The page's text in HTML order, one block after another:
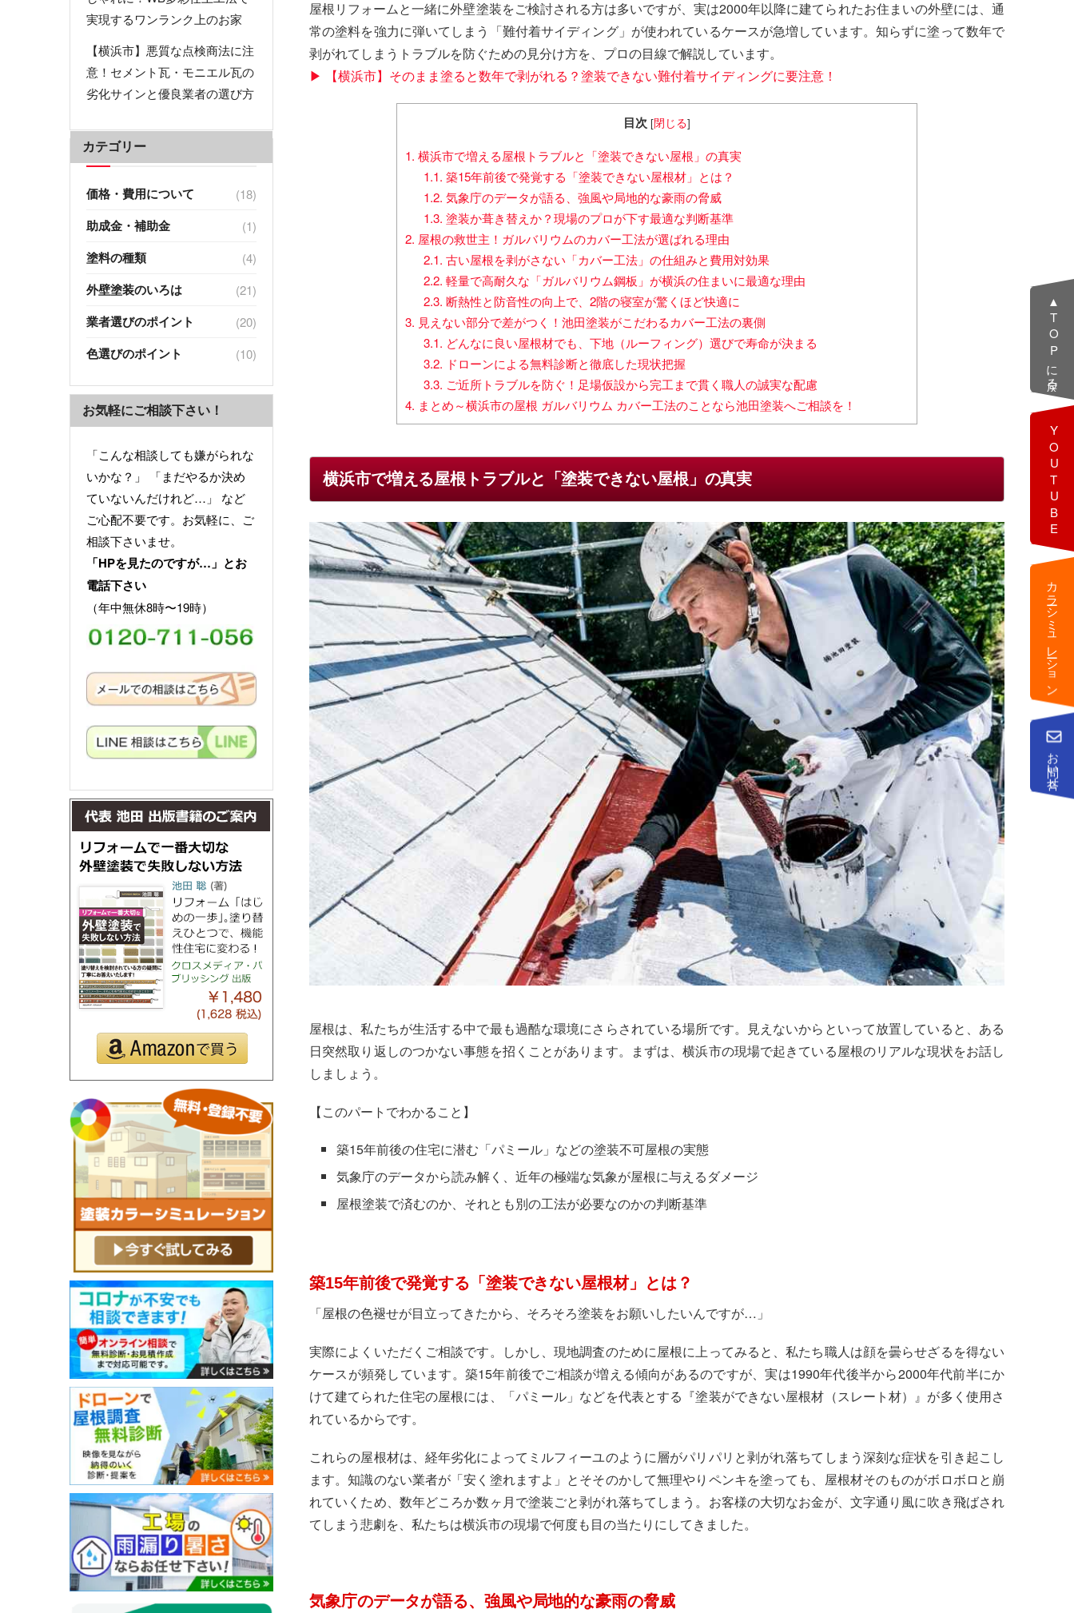
屋根リフォームと一緒に外壁塗装をご検討される方は多いですが、実は2000年以降に建てられたお住まいの外壁には、通
常の塗料を強力に弾いてしまう「難付着サイディング」が使われているケースが急増しています。知らずに塗って数年で
剥がれてしまうトラブルを防ぐための見分け方を、プロの目線で解説しています。
▶ 【横浜市】そのまま塗ると数年で剥がれる？塗装できない難付着サイディングに要注意！
目次 [閉じる]
1. 横浜市で増える屋根トラブルと「塗装できない屋根」の真実
1.1. 築15年前後で発覚する「塗装できない屋根材」とは？
1.2. 気象庁のデータが語る、強風や局地的な豪雨の脅威
1.3. 塗装か葺き替えか？現場のプロが下す最適な判断基準
2. 屋根の救世主！ガルバリウムのカバー工法が選ばれる理由
2.1. 古い屋根を剥がさない「カバー工法」の仕組みと費用対効果
2.2. 軽量で高耐久な「ガルバリウム鋼板」が横浜の住まいに最適な理由
2.3. 断熱性と防音性の向上で、2階の寝室が驚くほど快適に
3. 見えない部分で差がつく！池田塗装がこだわるカバー工法の裏側
3.1. どんなに良い屋根材でも、下地（ルーフィング）選びで寿命が決まる
3.2. ドローンによる無料診断と徹底した現状把握
3.3. ご近所トラブルを防ぐ！足場仮設から完工まで貫く職人の誠実な配慮
4. まとめ～横浜市の屋根 ガルバリウム カバー工法のことなら池田塗装へご相談を！
横浜市で増える屋根トラブルと「塗装できない屋根」の真実
屋根は、私たちが生活する中で最も過酷な環境にさらされている場所です。見えないからといって放置していると、ある
日突然取り返しのつかない事態を招くことがあります。まずは、横浜市の現場で起きている屋根のリアルな現状をお話し
しましょう。
【このパートでわかること】
築15年前後の住宅に潜む「パミール」などの塗装不可屋根の実態
気象庁のデータから読み解く、近年の極端な気象が屋根に与えるダメージ
屋根塗装で済むのか、それとも別の工法が必要なのかの判断基準
築15年前後で発覚する「塗装できない屋根材」とは？
「屋根の色褪せが目立ってきたから、そろそろ塗装をお願いしたいんですが…」
実際によくいただくご相談です。しかし、現地調査のために屋根に上ってみると、私たち職人は顔を曇らせざるを得ない
ケースが頻発しています。築15年前後でご相談が増える傾向があるのですが、実は1990年代後半から2000年代前半にか
けて建てられた住宅の屋根には、「パミール」などを代表とする『塗装ができない屋根材（スレート材）』が多く使用さ
れているからです。
これらの屋根材は、経年劣化によってミルフィーユのように層がパリパリと剥がれ落ちてしまう深刻な症状を引き起こし
ます。知識のない業者が「安く塗れますよ」とそそのかして無理やりペンキを塗っても、屋根材そのものがボロボロと崩
れていくため、数年どころか数ヶ月で塗装ごと剥がれ落ちてしまう。お客様の大切なお金が、文字通り風に吹き飛ばされ
てしまう悲劇を、私たちは横浜市の現場で何度も目の当たりにしてきました。
気象庁のデータが語る、強風や局地的な豪雨の脅威
実現するワンランク上のお家
【横浜市】悪質な点検商法に注
意！セメント瓦・モニエル瓦の
劣化サインと優良業者の選び方
カテゴリー
価格・費用について (18)
助成金・補助金 (1)
塗料の種類 (4)
外壁塗装のいろは (21)
業者選びのポイント (20)
色選びのポイント (10)
お気軽にご相談下さい！
「こんな相談しても嫌がられな
いかな？」 「まだやるか決め
ていないんだけれど…」 など
ご心配不要です。お気軽に、ご
相談下さいませ。
「HPを見たのですが…」とお
電話下さい
（年中無休8時〜19時）
▲TOPに戻る
YOUTUBE
カラーシミュレーション
お問い合せ